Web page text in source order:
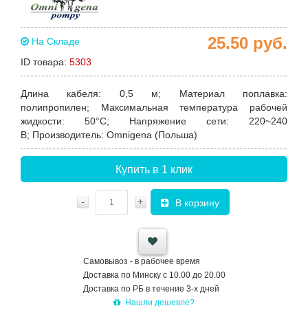
На Складе
ID товара: 5303
25.50 руб.
Длина кабеля: 0,5 м; Материал поплавка:
полипропилен; Максимальная температура рабочей
жидкости: 50°C; Напряжение сети: 220~240
В; Производитель: Omnigena (Польша)
Купить в 1 клик
- + В корзину
Самовывоз - в рабочее время
Доставка по Минску с 10.00 до 20.00
Доставка по РБ в течение 3-х дней
Нашли дешевле?